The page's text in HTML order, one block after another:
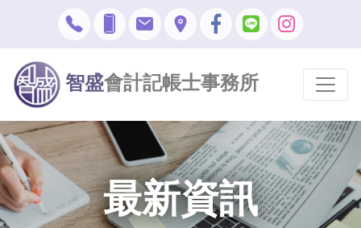
智盛會計記帳士事務所
最新資訊